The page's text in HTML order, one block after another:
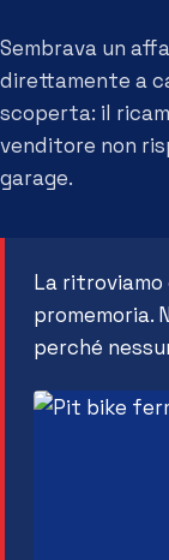
Sembrava un
direttamente a
scoperta: il
venditore non
garage.
La
promemoria.
perché